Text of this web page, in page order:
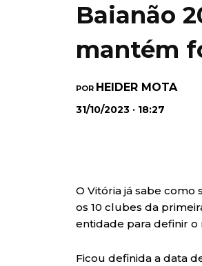
Baianão
mantém
POR HEIDER MOTA
31/10/2023 · 18:27
O Vitória já sabe como
os 10 clubes da
entidade para definir
Ficou definida a data